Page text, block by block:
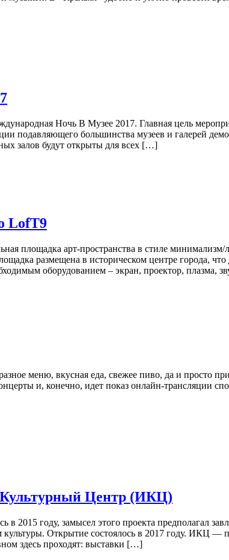
Ночь В Музее 2017. Главная цель
подавляющего большинства музеев и галерей
залов будут открыты для всех […]
LofT9
площадка арт-пространства в стиле
размещена в историческом центре города,
оборудованием – экран, проектор, плазма,
меню, вкусная еда, свежее пиво, да и просто
и, конечно, идет показ онлайн-трансляции
Центр (ИКЦ)
в 2015 году, замысел этого проекта предполагал
Открытие состоялось в 2017 году. ИКЦ —
здесь проходят: выставки […]